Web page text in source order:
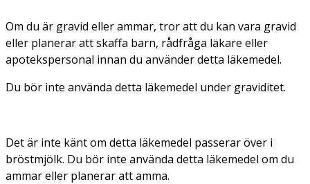
Om du är gravid eller ammar, tror att du kan vara gravid
eller planerar att skaffa barn, rådfråga läkare eller
apotekspersonal innan du använder detta läkemedel.
Du bör inte använda detta läkemedel under graviditet.
Det är inte känt om detta läkemedel passerar över i
bröstmjölk. Du bör inte använda detta läkemedel om du
ammar eller planerar att amma.